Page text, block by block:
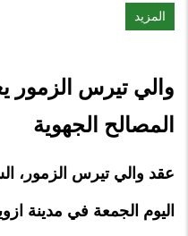
المزيد
والي تيرس الزمور
المصالح الجهوية
عقد والي تيرس الزمور،
اليوم الجمعة في مدينة